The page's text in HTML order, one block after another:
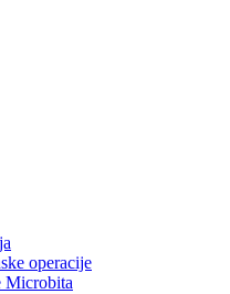
operacije
Microbita